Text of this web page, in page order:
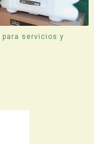
para servicios y